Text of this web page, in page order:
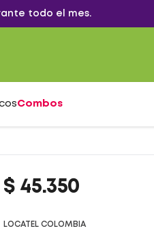
todo el mes.
Combos
$ 45.350
LOCATEL COLOMBIA